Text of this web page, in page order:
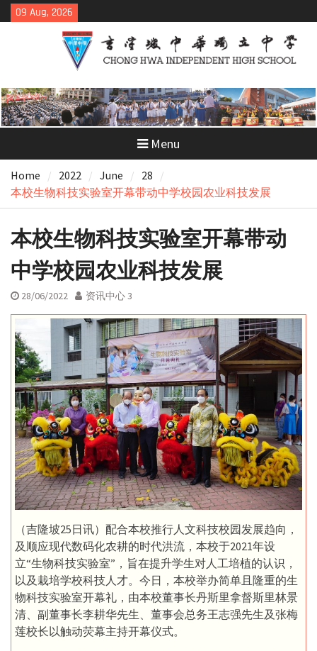
Skip
to
09 Aug, 2026
Menu
Home 2022 June
28
本校生物科技实验室开幕带动中学校园农业科技发展
本校生物科技实验室开幕带动
中学校园农业科技发展
28/06/2022 资讯中心 3
（吉隆坡25日讯）配合本校推行人文科技校园发展趋向，
及顺应现代数码化农耕的时代洪流，本校于2021年设
立“生物科技实验室”，旨在提升学生对人工培植的认识，
以及栽培学校科技人才。今日，本校举办简单且隆重的生
物科技实验室开幕礼，由本校董事长丹斯里拿督斯里林景
清、副董事长李耕华先生、董事会总务王志强先生及张梅
莲校长以触动荧幕主持开幕仪式。